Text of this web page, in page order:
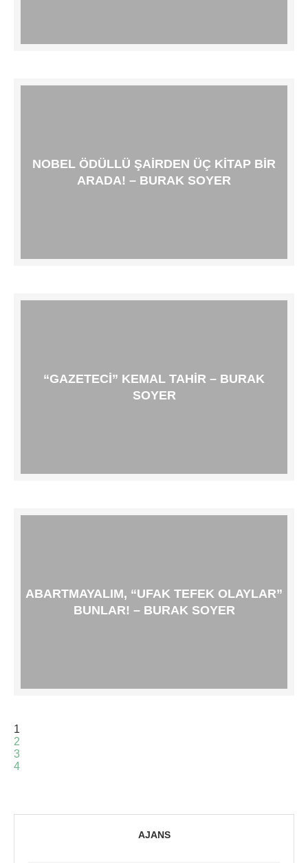
NOBEL ÖDÜLLÜ ŞAIRDEN ÜÇ KITAP BIR
ARADA! – BURAK SOYER
“GAZETECI” KEMAL TAHIR – BURAK
SOYER
ABARTMAYALIM, “UFAK TEFEK OLAYLAR”
BUNLAR! – BURAK SOYER
1
2
3
4
AJANS